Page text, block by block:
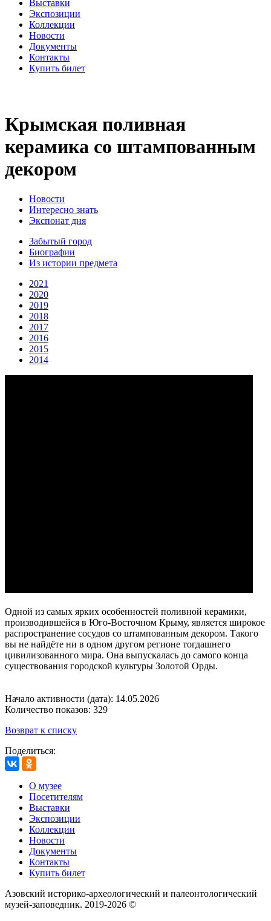
Выставки
Экспозиции
Коллекции
Новости
Документы
Контакты
Купить билет
Крымская поливная
керамика со штампованным
декором
Новости
Интересно знать
Экспонат дня
Забытый город
Биографии
Из истории предмета
2021
2020
2019
2018
2017
2016
2015
2014
Одной из самых ярких особенностей поливной керамики,
производившейся в Юго-Восточном Крыму, является широкое
распространение сосудов со штампованным декором. Такого
вы не найдёте ни в одном другом регионе тогдашнего
цивилизованного мира. Она выпускалась до самого конца
существования городской культуры Золотой Орды.
Начало активности (дата): 14.05.2026
Количество показов: 329
Возврат к списку
Поделиться:
О музее
Посетителям
Выставки
Экспозиции
Коллекции
Новости
Документы
Контакты
Купить билет
Азовский историко‑археологический и палеонтологический
музей‑заповедник. 2019-2026 ©